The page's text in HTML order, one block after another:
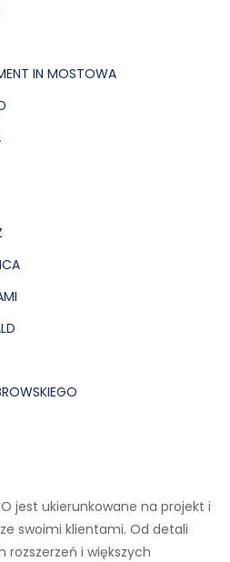
IN MOSTOWA
jest ukierunkowane na projekt i
swoimi klientami. Od detali
i większych